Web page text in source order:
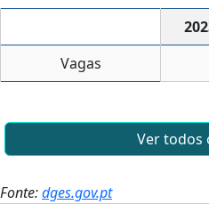
Vagas
Ver todos
Fonte:dges.gov.pt